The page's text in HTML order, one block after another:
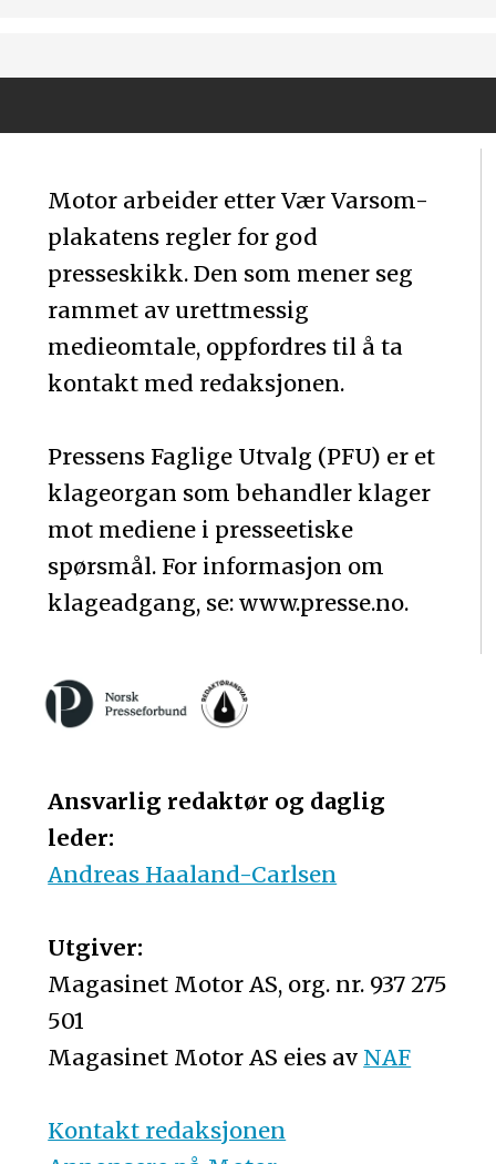
Motor arbeider etter Vær Varsom-
plakatens regler for god
presseskikk. Den som mener seg
rammet av urettmessig
medieomtale, oppfordres til å ta
kontakt med redaksjonen.
Pressens Faglige Utvalg (PFU) er et
klageorgan som behandler klager
mot mediene i presseetiske
spørsmål. For informasjon om
klageadgang, se: www.presse.no.
Ansvarlig redaktør og daglig
leder:
Andreas Haaland-Carlsen
Utgiver:
Magasinet Motor AS, org. nr. 937 275
501
Magasinet Motor AS eies av NAF
Kontakt redaksjonen